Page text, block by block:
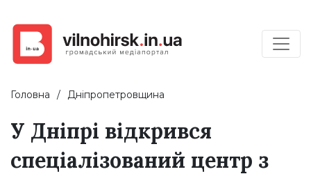
Головна Дніпропетровщина
У Дніпрі відкрився
спеціалізований центр з